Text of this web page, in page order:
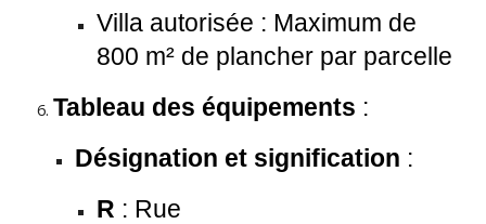
Villa autorisée : Maximum de
800 m² de plancher par parcelle
Tableau des équipements :
Désignation et signification :
R : Rue